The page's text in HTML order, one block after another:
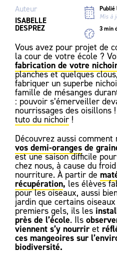
Auteur
ISABELLE
DESPREZ
Publié
Mis à
3 min
Vous avez pour projet de
la cour de votre école ?
fabrication de votre
planches et quelques
fabriquer un superbe
famille de mésanges
: pouvoir s’émerveiller
nourrissages des oisillons
tuto du nichoir !
Découvrez aussi comment
vos demi-oranges de
est une saison difficile
chez nous, à cause du
nourriture. À partir de
récupération, les élèves
pour les oiseaux, aussi
jardin que certains
premiers gels, ils les
près de l’école. Ils
viennent s’y nourriret
ces mangeoires sur
biodiversité.